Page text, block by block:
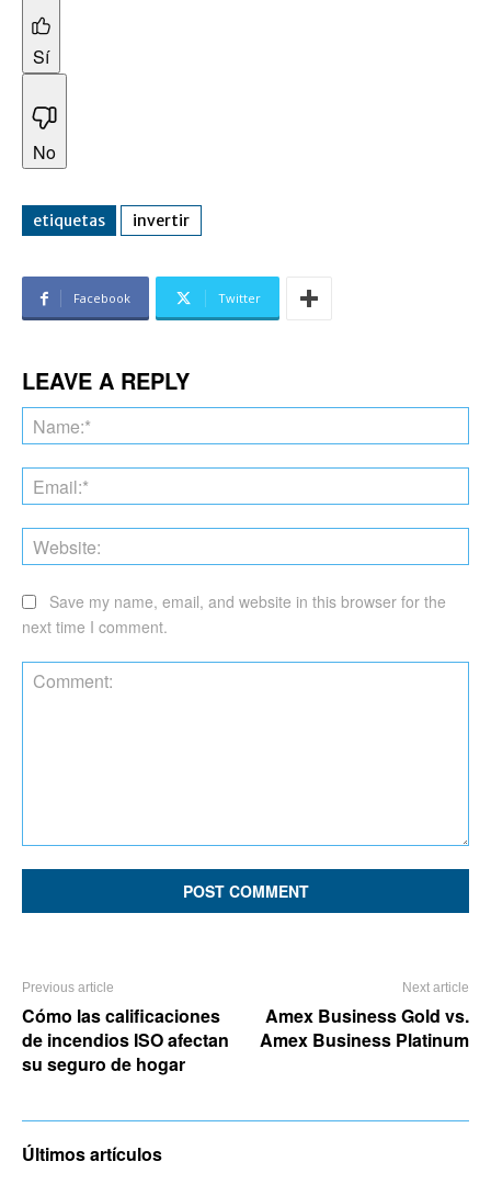
Sí
No
etiquetas invertir
Facebook Twitter
LEAVE A REPLY
Save my name, email, and website in this browser for the
next time I comment.
Previous article
Cómo las calificaciones
de incendios ISO afectan
su seguro de hogar
Next article
Amex Business Gold vs.
Amex Business Platinum
Últimos artículos